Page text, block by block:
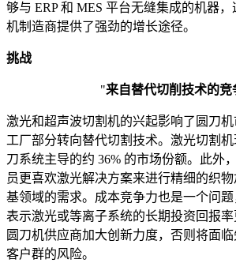
够与 ERP 和 MES 平台无缝集成的机器
机制造商提供了强劲的增长途径。
挑战
"来自替代切削技术的竞
激光和超声波切割机的兴起影响了圆刀机
工厂部分转向替代切割技术。激光切割
刀系统主导的约 36% 的市场份额。此外
员更喜欢激光解决方案来进行精细的织
基领域的需求。成本竞争力也是一个问题
表示激光或等离子系统的长期投资回报
圆刀机供应商加大创新力度，否则将面
客户群的风险。